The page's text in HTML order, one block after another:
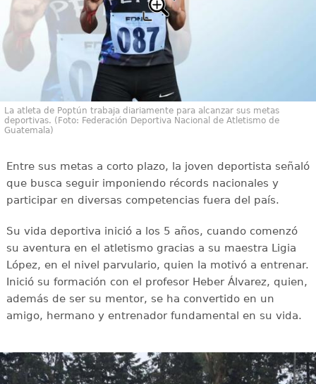
La atleta de Poptún trabaja diariamente para alcanzar sus metas
deportivas. (Foto: Federación Deportiva Nacional de Atletismo de
Guatemala)
Entre sus metas a corto plazo, la joven deportista señaló
que busca seguir imponiendo récords nacionales y
participar en diversas competencias fuera del país.
Su vida deportiva inició a los 5 años, cuando comenzó
su aventura en el atletismo gracias a su maestra Ligia
López, en el nivel parvulario, quien la motivó a entrenar.
Inició su formación con el profesor Heber Álvarez, quien,
además de ser su mentor, se ha convertido en un
amigo, hermano y entrenador fundamental en su vida.